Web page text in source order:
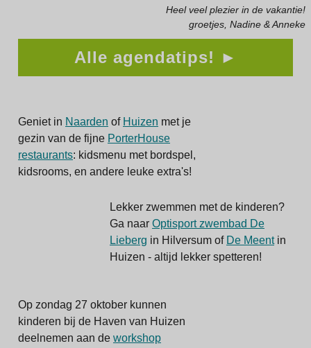
Heel veel plezier in de vakantie!
groetjes, Nadine & Anneke
Alle agendatips! ►
Geniet in Naarden of Huizen met je
gezin van de fijne PorterHouse
restaurants: kidsmenu met bordspel,
kidsrooms, en andere leuke extra's!
Lekker zwemmen met de kinderen?
Ga naar Optisport zwembad De
Lieberg in Hilversum of De Meentin
Huizen - altijd lekker spetteren!
Op zondag 27 oktober kunnen
kinderen bij de Haven van Huizen
deelnemen aan de workshop